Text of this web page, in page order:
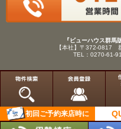
『ビューハウス群馬
【本社】〒372-0817
TEL：0270-61-
Copyright(C)View
初回ご予約来店時に